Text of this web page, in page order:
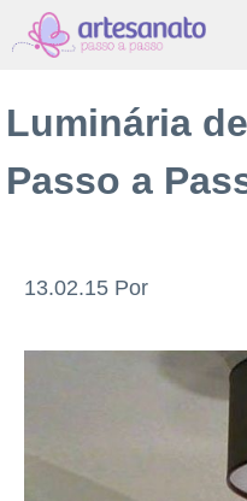
Pular
para
conteúdo
Luminária
Passo a
13.02.15 Por